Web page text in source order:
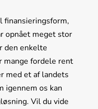
finansieringsform,
opnået meget stor
den enkelte
mange fordele rent
med et af landets
igennem os kan
Vil du vide